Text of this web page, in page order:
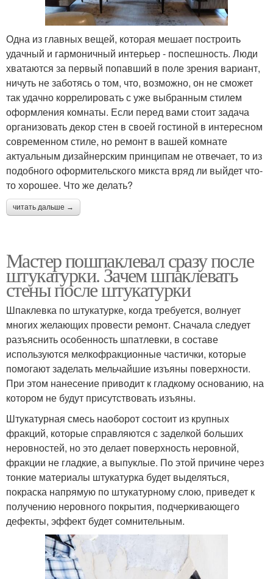
Одна из главных вещей, которая мешает построить
удачный и гармоничный интерьер - поспешность. Люди
хватаются за первый попавший в поле зрения вариант,
ничуть не заботясь о том, что, возможно, он не сможет
так удачно коррелировать с уже выбранным стилем
оформления комнаты. Если перед вами стоит задача
организовать декор стен в своей гостиной в интересном
современном стиле, но ремонт в вашей комнате
актуальным дизайнерским принципам не отвечает, то из
подобного оформительского микста вряд ли выйдет что-
то хорошее. Что же делать?
читать дальше →
Мастер пошпаклевал сразу после
штукатурки. Зачем шпаклевать
стены после штукатурки
Шпаклевка по штукатурке, когда требуется, волнует
многих желающих провести ремонт. Сначала следует
разъяснить особенность шпатлевки, в составе
используются мелкофракционные частички, которые
помогают заделать мельчайшие изъяны поверхности.
При этом нанесение приводит к гладкому основанию, на
котором не будут присутствовать изъяны.
Штукатурная смесь наоборот состоит из крупных
фракций, которые справляются с заделкой больших
неровностей, но это делает поверхность неровной,
фракции не гладкие, а выпуклые. По этой причине через
тонкие материалы штукатурка будет выделяться,
покраска напрямую по штукатурному слою, приведет к
получению неровного покрытия, подчеркивающего
дефекты, эффект будет сомнительным.